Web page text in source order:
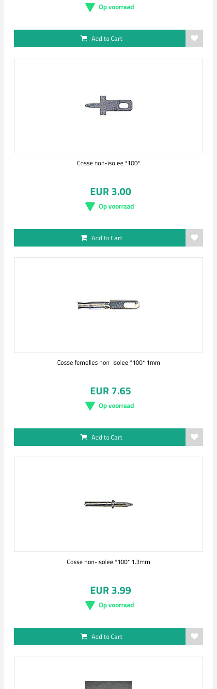
Op voorraad
Add to Cart
Cosse non-isolee *100*
EUR 3.00
Op voorraad
Add to Cart
Cosse femelles non-isolee *100* 1mm
EUR 7.65
Op voorraad
Add to Cart
Cosse non-isolee *100* 1.3mm
EUR 3.99
Op voorraad
Add to Cart